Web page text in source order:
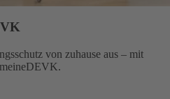
von zuhause aus – mit